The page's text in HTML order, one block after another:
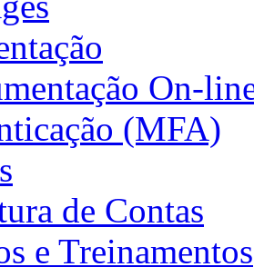
On-
(MFA)
de Contas
e Treinamentos